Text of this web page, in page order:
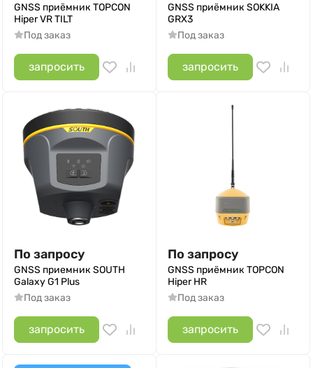
GNSS приёмник TOPCON
Hiper VR TILT
Под заказ
запросить
GNSS приёмник SOKKIA
GRX3
Под заказ
запросить
По запросу
GNSS приемник SOUTH
Galaxy G1 Plus
Под заказ
запросить
По запросу
GNSS приёмник TOPCON
Hiper HR
Под заказ
запросить